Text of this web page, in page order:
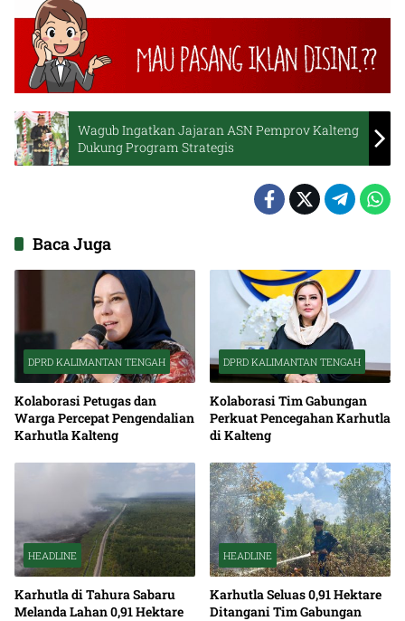
Wagub Ingatkan Jajaran ASN Pemprov Kalteng
Dukung Program Strategis
Baca Juga
DPRD KALIMANTAN TENGAH
Kolaborasi Petugas dan
Warga Percepat Pengendalian
Karhutla Kalteng
DPRD KALIMANTAN TENGAH
Kolaborasi Tim Gabungan
Perkuat Pencegahan Karhutla
di Kalteng
HEADLINE
Karhutla di Tahura Sabaru
Melanda Lahan 0,91 Hektare
HEADLINE
Karhutla Seluas 0,91 Hektare
Ditangani Tim Gabungan